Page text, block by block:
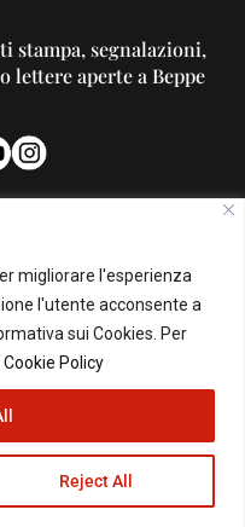
migliorare l'esperienza
l'utente acconsente a
sui Cookies. Per
Cookie Policy
Reject All
stampa, segnalazioni,
lettere aperte a Beppe
PUBBLICITA'
su questo Blog:
pubblicita@beppegrillo.it
POLICY CONTATTI
Rights Reserved - Powered by